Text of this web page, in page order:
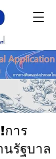
การ
นรัฐบาล